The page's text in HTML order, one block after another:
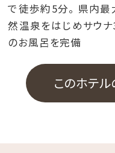
で徒歩約5分。 県内
然温泉をはじめサウ
のお風呂を完備
このホテ